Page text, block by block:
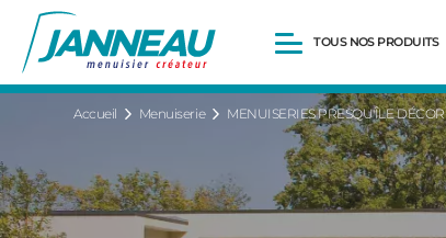
TOUS NOS PRODUITS
Portes d’entrée
Volets roulants
Accueil Menuiserie MENUISERIES PRESQU'ÎLE DÉCOR